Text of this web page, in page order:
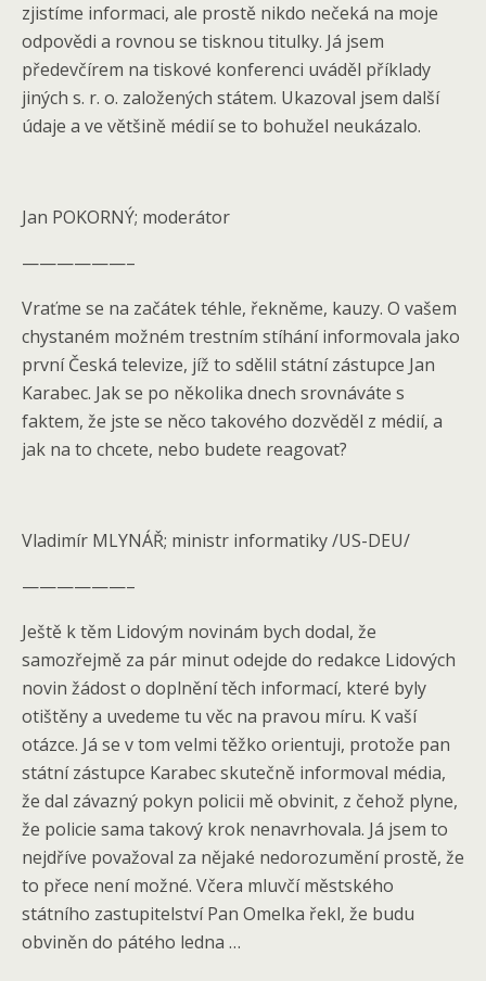
zjistíme informaci, ale prostě nikdo nečeká na moje
odpovědi a rovnou se tisknou titulky. Já jsem
předevčírem na tiskové konferenci uváděl příklady
jiných s. r. o. založených státem. Ukazoval jsem další
údaje a ve většině médií se to bohužel neukázalo.
Jan POKORNÝ; moderátor
——————–
Vraťme se na začátek téhle, řekněme, kauzy. O vašem
chystaném možném trestním stíhání informovala jako
první Česká televize, jíž to sdělil státní zástupce Jan
Karabec. Jak se po několika dnech srovnáváte s
faktem, že jste se něco takového dozvěděl z médií, a
jak na to chcete, nebo budete reagovat?
Vladimír MLYNÁŘ; ministr informatiky /US-DEU/
——————–
Ještě k těm Lidovým novinám bych dodal, že
samozřejmě za pár minut odejde do redakce Lidových
novin žádost o doplnění těch informací, které byly
otištěny a uvedeme tu věc na pravou míru. K vaší
otázce. Já se v tom velmi těžko orientuji, protože pan
státní zástupce Karabec skutečně informoval média,
že dal závazný pokyn policii mě obvinit, z čehož plyne,
že policie sama takový krok nenavrhovala. Já jsem to
nejdříve považoval za nějaké nedorozumění prostě, že
to přece není možné. Včera mluvčí městského
státního zastupitelství Pan Omelka řekl, že budu
obviněn do pátého ledna …